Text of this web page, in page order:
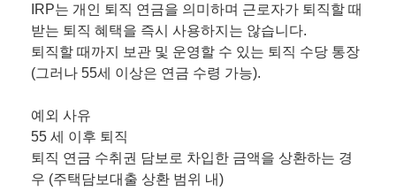
IRP는 개인 퇴직 연금을 의미하며 근로자가 퇴직할 때
받는 퇴직 혜택을 즉시 사용하지는 않습니다.
퇴직할 때까지 보관 및 운영할 수 있는 퇴직 수당 통장
(그러나 55세 이상은 연금 수령 가능).
예외 사유
55 세 이후 퇴직
퇴직 연금 수취권 담보로 차입한 금액을 상환하는 경
우 (주택담보대출 상환 범위 내)